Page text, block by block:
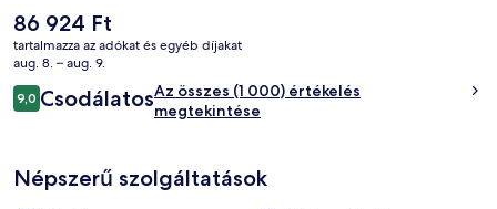
fontos előnyei például a következők: medence melletti bár,
fitneszlétesítmény és gyermekmedence. Más utazók nagyra
értékelik a szálláshely következő jellemzőit: segítőkész személyzet és
családbarát szolgáltatások.
A
jelenlegi
ár
86 924 Ft
tartalmazza az adókat és egyéb díjakat
aug. 8. – aug. 9.
Értékelések
9,09,0 ennyiből: 10
CsodálatosAz összes (1 000) értékelés
megtekintése
Népszerű szolgáltatások